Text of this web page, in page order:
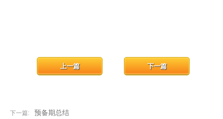
下一篇: 预备期总结
下一篇
上一篇